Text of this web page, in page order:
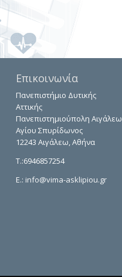
Επικοινωνία
Πανεπιστήμιο Δυτικής
Αττικής
Πανεπιστημιούπολη Αιγάλεω
Αγίου Σπυρίδωνος
12243 Αιγάλεω, Αθήνα
T.:6946857254
E.: info@vima-asklipiou.gr